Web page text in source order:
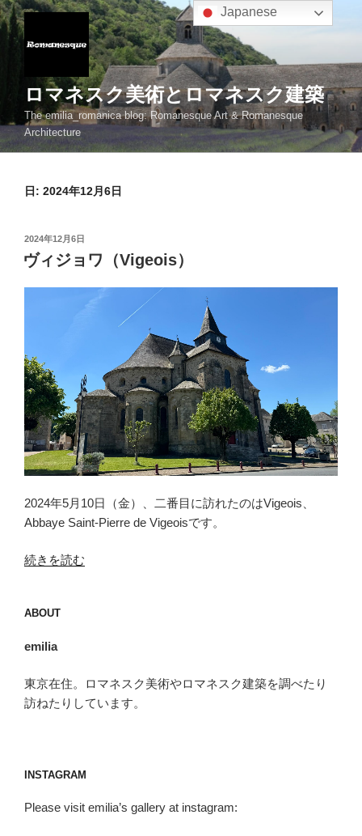
コ
ン
ス
キ
ロマネスク美術とロマネスク建築
The emilia_romanica blog: Romanesque Art & Romanesque
Architecture
日: 2024年12月6日
投
稿
日:
2024年12月6日
ヴィジョワ（Vigeois）
2024年5月10日（金）、二番目に訪れたのはVigeois、
Abbaye Saint-Pierre de Vigeoisです。
“ヴ
ョ
の
続きを読む
ABOUT
emilia
東京在住。ロマネスク美術やロマネスク建築を調べたり
訪ねたりしています。
INSTAGRAM
Please visit emilia’s gallery at instagram:
Japanese